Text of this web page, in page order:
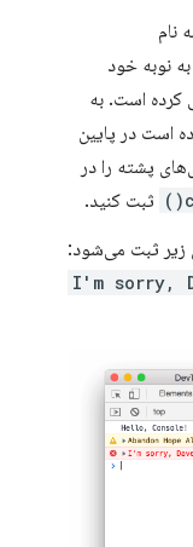
نام
نوبه خود
کرده است. به
است در پایین
پشته را در
ثبت کنید.
زیر ثبت می‌شود:
I'm sorry,